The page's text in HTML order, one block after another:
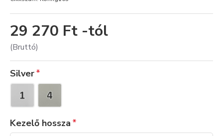
29 270 Ft -tól
(Bruttó)
Silver
Kezelő hossza